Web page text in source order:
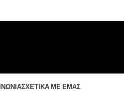
ΣΧΕΤΙΚΆ ΜΕ ΕΜΆΣ